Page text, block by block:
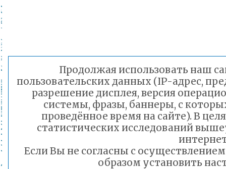
Продолжая использовать наш
пользовательских данных (IP-адрес,
разрешение дисплея, версия
системы, фразы, баннеры, с
проведённое время на сайте). В
статистических исследований
Если Вы не согласны с
образом установить